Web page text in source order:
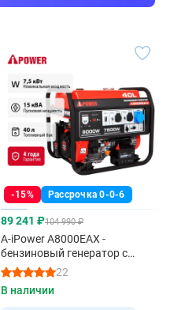
-15% Рассрочка 0-0-6
89 241 ₽104 990 ₽
A-iPower A8000EAX -
бензиновый генератор с
автозапуском
22
В наличии